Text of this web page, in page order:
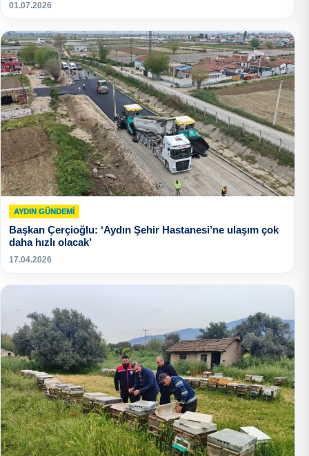
01.07.2026
AYDIN GÜNDEMI
Başkan Çerçioğlu: ‘Aydın Şehir Hastanesi’ne ulaşım çok
daha hızlı olacak’
17.04.2026